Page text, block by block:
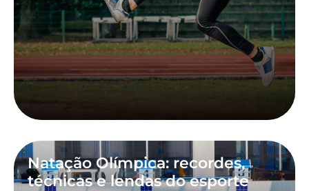
Natação Olímpica: recordes,
técnicas e lendas do esporte